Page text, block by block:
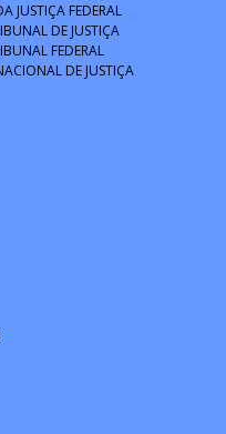
JUSTIÇA FEDERAL
DE JUSTIÇA
FEDERAL
DE JUSTIÇA